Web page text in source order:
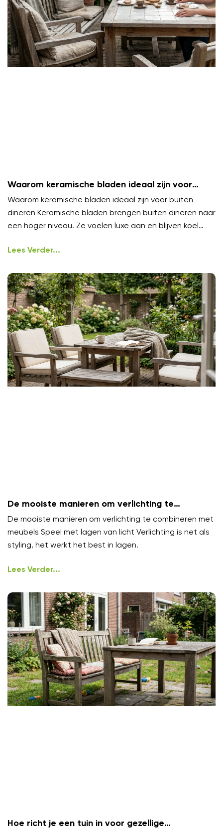
Waarom keramische bladen ideaal zijn voor
buiten dineren
Waarom keramische bladen ideaal zijn voor buiten
dineren Keramische bladen brengen buiten dineren naar
een hoger niveau. Ze voelen luxe aan en blijven koel
Lees Verder...
De mooiste manieren om verlichting te
combineren met meubels
De mooiste manieren om verlichting te combineren met
meubels Speel met lagen van licht Verlichting is net als
styling, het werkt het best in lagen.
Lees Verder...
Hoe richt je een tuin in voor gezellige